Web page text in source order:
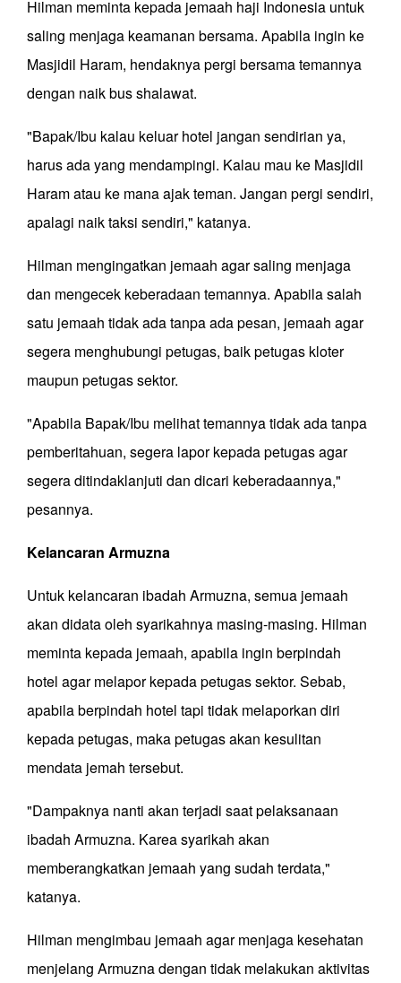
Hilman meminta kepada jemaah haji Indonesia untuk
saling menjaga keamanan bersama. Apabila ingin ke
Masjidil Haram, hendaknya pergi bersama temannya
dengan naik bus shalawat.
"Bapak/Ibu kalau keluar hotel jangan sendirian ya,
harus ada yang mendampingi. Kalau mau ke Masjidil
Haram atau ke mana ajak teman. Jangan pergi sendiri,
apalagi naik taksi sendiri," katanya.
Hilman mengingatkan jemaah agar saling menjaga
dan mengecek keberadaan temannya. Apabila salah
satu jemaah tidak ada tanpa ada pesan, jemaah agar
segera menghubungi petugas, baik petugas kloter
maupun petugas sektor.
"Apabila Bapak/Ibu melihat temannya tidak ada tanpa
pemberitahuan, segera lapor kepada petugas agar
segera ditindaklanjuti dan dicari keberadaannya,"
pesannya.
Kelancaran Armuzna
Untuk kelancaran ibadah Armuzna, semua jemaah
akan didata oleh syarikahnya masing-masing. Hilman
meminta kepada jemaah, apabila ingin berpindah
hotel agar melapor kepada petugas sektor. Sebab,
apabila berpindah hotel tapi tidak melaporkan diri
kepada petugas, maka petugas akan kesulitan
mendata jemah tersebut.
"Dampaknya nanti akan terjadi saat pelaksanaan
ibadah Armuzna. Karea syarikah akan
memberangkatkan jemaah yang sudah terdata,"
katanya.
Hilman mengimbau jemaah agar menjaga kesehatan
menjelang Armuzna dengan tidak melakukan aktivitas